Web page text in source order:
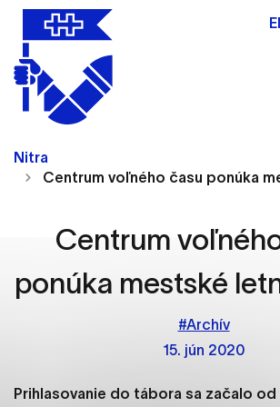
Nitra
Centrum voľného času ponúka
Centrum
ponúka mestské
15. jún 2020
#Archív
Prihlasovanie do tábora sa začalo od
Nastavenie cookies
stránky môžu ukladať informácie o
preferenciách. Používajú sa
okne.
Vyberte úroveň cookies, ktorú
Technické súbory cookie sú pre
uplatniteľnými tým, že umožňujú